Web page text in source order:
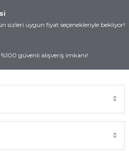
pahalı.
olmalı.
sizleri uygun fiyat seçenekleriyle bekliyor!
güvenli alışveriş imkanı!